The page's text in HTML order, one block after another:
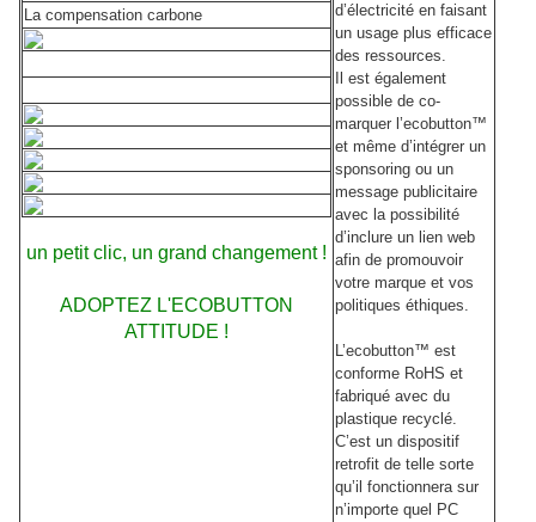
La compensation carbone
un petit clic, un grand changement !
ADOPTEZ L'ECOBUTTON
ATTITUDE !
d’électricité en faisant
un usage plus efficace
des ressources.
Il est également
possible de co-
marquer l’ecobutton™
et même d’intégrer un
sponsoring ou un
message publicitaire
avec la possibilité
d’inclure un lien web
afin de promouvoir
votre marque et vos
politiques éthiques.
L’ecobutton™ est
conforme RoHS et
fabriqué avec du
plastique recyclé.
C’est un dispositif
retrofit de telle sorte
qu’il fonctionnera sur
n’importe quel PC